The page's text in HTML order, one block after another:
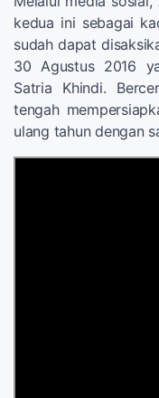
kedua ini sebagai
sudah dapat
30 Agustus 2016
Satria Khindi.
tengah
ulang tahun dengan